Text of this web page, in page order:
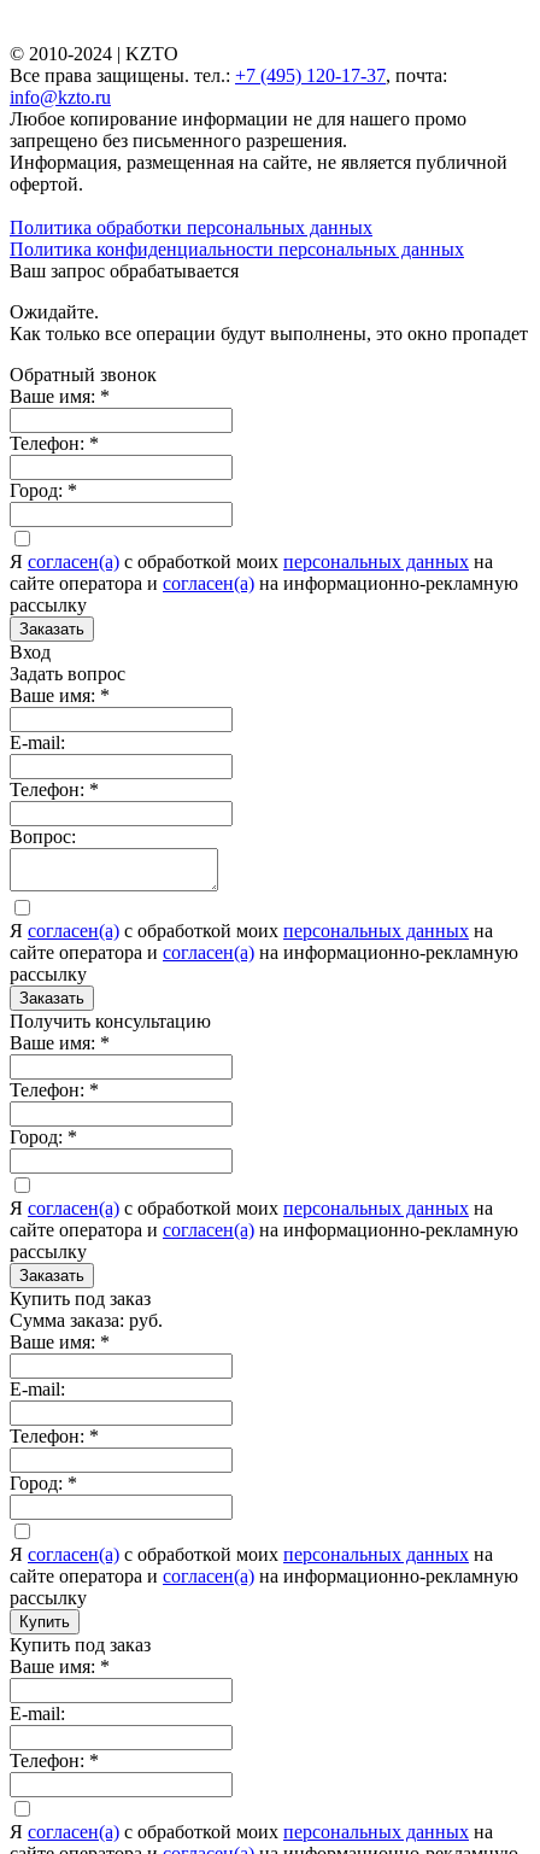
© 2010-2024 | KZTO
Все права защищены. тел.: +7 (495) 120-17-37, почта:
info@kzto.ru
Любое копирование информации не для нашего промо
запрещено без письменного разрешения.
Информация, размещенная на сайте, не является публичной
офертой.
Политика обработки персональных данных
Политика конфиденциальности персональных данных
Ваш запрос обрабатывается
Ожидайте.
Как только все операции будут выполнены, это окно пропадет
Обратный звонок
Ваше имя: *
Телефон: *
Город: *
Я согласен(а) c обработкой моих персональных данных на
сайте оператора и согласен(а) на информационно-рекламную
рассылку
Заказать
Вход
Задать вопрос
Ваше имя: *
E-mail:
Телефон: *
Вопрос:
Я согласен(а) c обработкой моих персональных данных на
сайте оператора и согласен(а) на информационно-рекламную
рассылку
Заказать
Получить консультацию
Ваше имя: *
Телефон: *
Город: *
Я согласен(а) c обработкой моих персональных данных на
сайте оператора и согласен(а) на информационно-рекламную
рассылку
Заказать
Купить под заказ
Сумма заказа: руб.
Ваше имя: *
E-mail:
Телефон: *
Город: *
Я согласен(а) c обработкой моих персональных данных на
сайте оператора и согласен(а) на информационно-рекламную
рассылку
Купить
Купить под заказ
Ваше имя: *
E-mail:
Телефон: *
Я согласен(а) c обработкой моих персональных данных на